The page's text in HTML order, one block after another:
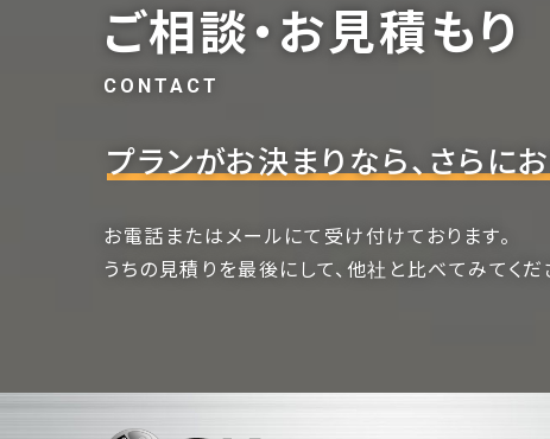
ご相談・お見積もり
CONTACT
プランがお決まりなら、さらにお
お電話またはメールにて受け付けております。
うちの見積りを最後にして、他社と比べてみてくだ